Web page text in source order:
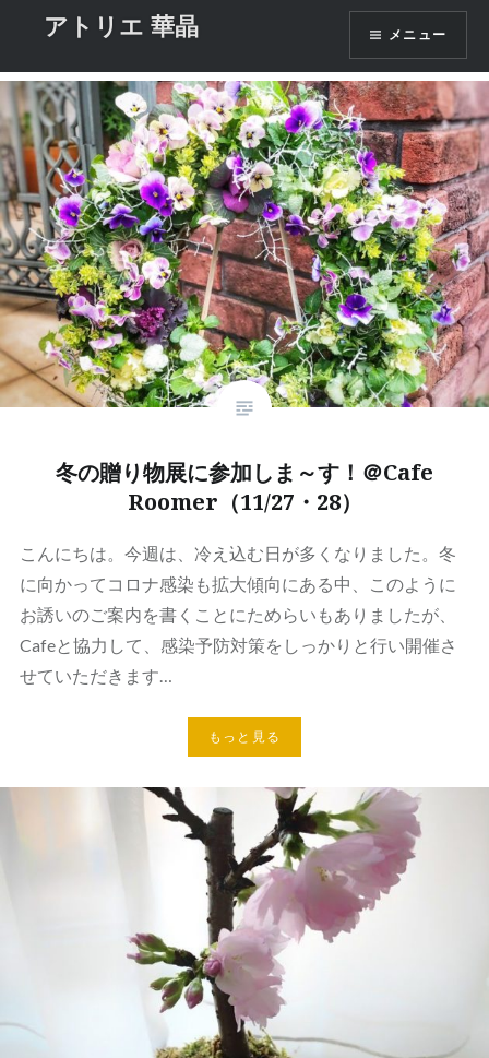
テ
ツ
へ
ス
キ
ッ
プ
アトリエ 華晶 メニュー
タグ:
冬の贈り物展に参加しま～す！＠Cafe
Roomer（11/27・28）
こんにちは。今週は、冷え込む日が多くなりました。冬
に向かってコロナ感染も拡大傾向にある中、このように
お誘いのご案内を書くことにためらいもありましたが、
Cafeと協力して、感染予防対策をしっかりと行い開催さ
せていただきます…
もっと見る